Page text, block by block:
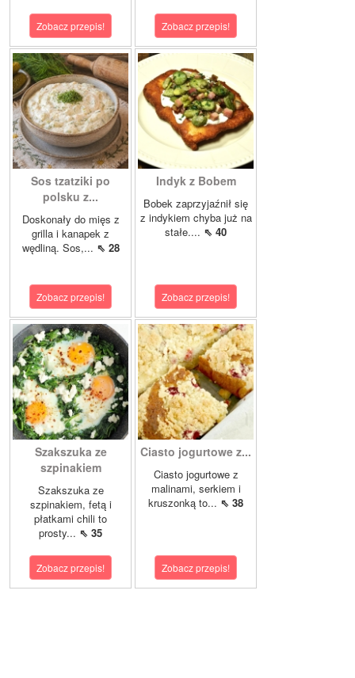
Zobacz przepis! Zobacz przepis!
Sos tzatziki po
polsku z...
Doskonały do mięs z
grilla i kanapek z
wędliną. Sos,... ⇖ 28
Zobacz przepis!
Indyk z Bobem
Bobek zaprzyjaźnił się
z indykiem chyba już na
stałe.... ⇖ 40
Zobacz przepis!
Szakszuka ze
szpinakiem
Szakszuka ze
szpinakiem, fetą i
płatkami chili to
prosty... ⇖ 35
Zobacz przepis!
Ciasto jogurtowe z...
Ciasto jogurtowe z
malinami, serkiem i
kruszonką to... ⇖ 38
Zobacz przepis!